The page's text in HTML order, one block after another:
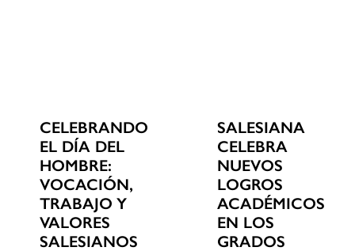
CELEBRANDO
EL DÍA DEL
HOMBRE:
VOCACIÓN,
TRABAJO Y
VALORES
SALESIANOS
SALESIANA
CELEBRA
NUEVOS
LOGROS
ACADÉMICOS
EN LOS
GRADOS